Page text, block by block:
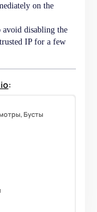
on the
disabling the
IP for a few
:
Бусты